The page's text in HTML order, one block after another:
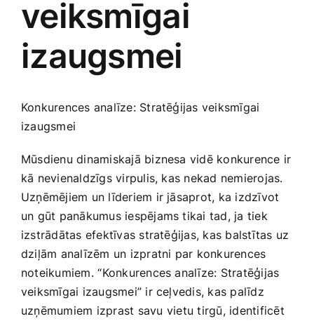
Medicīnas preces
Mobilie telefoni, planšetdatori
Preces birojam
Preces pieaugušajiem
veiksmīgai
izaugsmei
Konkurences analīze: Stratēģijas veiksmīgai
izaugsmei
Mūsdienu dinamiskajā biznesa vidē konkurence ‌ir
kā nevienaldzīgs‍ virpulis, kas nekad nemierojas.
Uzņēmējiem un līderiem ir jāsaprot, ka izdzīvot
un‌ gūt panākumus iespējams tikai tad, ja tiek
izstrādātas efektīvas stratēģijas, kas balstītas uz
dziļām analīzēm un izpratni par konkurences
noteikumiem.⁣ “Konkurences analīze: Stratēģijas
veiksmīgai izaugsmei” ir ceļvedis, kas palīdz
uzņēmumiem izprast savu ⁢vietu tirgū, identificēt